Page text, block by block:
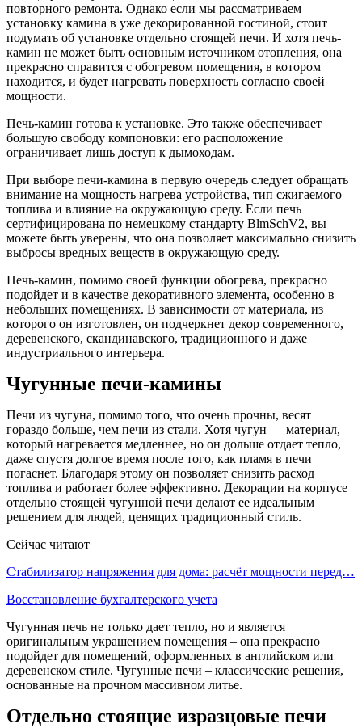
повторного ремонта. Однако если мы рассматриваем
установку камина в уже декорированной гостиной, стоит
подумать об установке отдельно стоящей печи. И хотя печь-
камин не может быть основным источником отопления, она
прекрасно справится с обогревом помещения, в котором
находится, и будет нагревать поверхность согласно своей
мощности.
Печь-камин готова к установке. Это также обеспечивает
большую свободу компоновки: его расположение
ограничивает лишь доступ к дымоходам.
При выборе печи-камина в первую очередь следует обращать
внимание на мощность нагрева устройства, тип сжигаемого
топлива и влияние на окружающую среду. Если печь
сертифицирована по немецкому стандарту BlmSchV2, вы
можете быть уверены, что она позволяет максимально снизить
выбросы вредных веществ в окружающую среду.
Печь-камин, помимо своей функции обогрева, прекрасно
подойдет и в качестве декоративного элемента, особенно в
небольших помещениях. В зависимости от материала, из
которого он изготовлен, он подчеркнет декор современного,
деревенского, скандинавского, традиционного и даже
индустриального интерьера.
Чугунные печи-камины
Печи из чугуна, помимо того, что очень прочны, весят
гораздо больше, чем печи из стали. Хотя чугун — материал,
который нагревается медленнее, но он дольше отдает тепло,
даже спустя долгое время после того, как пламя в печи
погаснет. Благодаря этому он позволяет снизить расход
топлива и работает более эффективно. Декорации на корпусе
отдельно стоящей чугунной печи делают ее идеальным
решением для людей, ценящих традиционный стиль.
Сейчас читают
Стабилизатор напряжения для дома: расчёт мощности перед…
Восстановление бухгалтерского учета
Чугунная печь не только дает тепло, но и является
оригинальным украшением помещения – она прекрасно
подойдет для помещений, оформленных в английском или
деревенском стиле. Чугунные печи – классические решения,
основанные на прочном массивном литье.
Отдельно стоящие изразцовые печи